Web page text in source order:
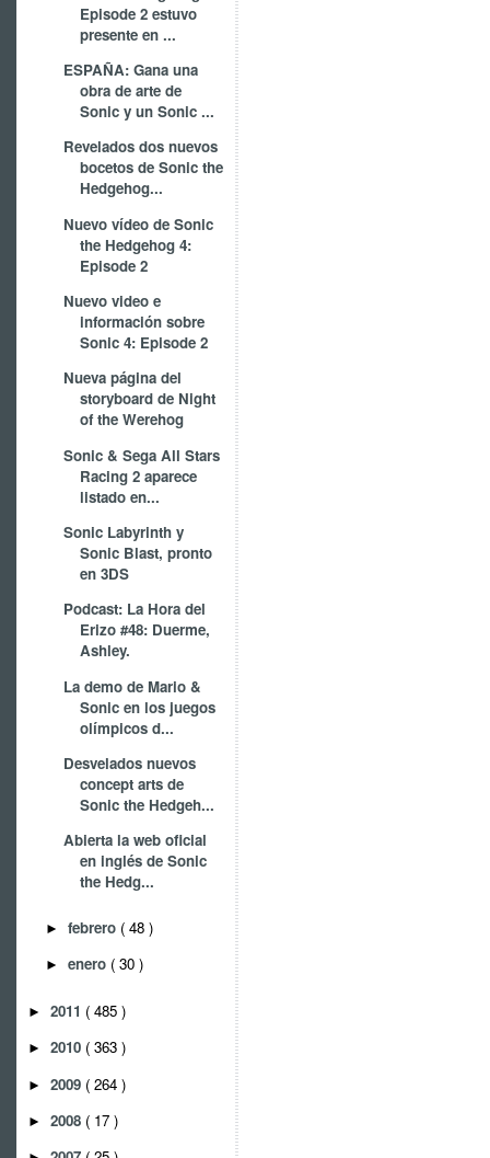
Episode 2 estuvo
presente en ...
ESPAÑA: Gana una
obra de arte de
Sonic y un Sonic ...
Revelados dos nuevos
bocetos de Sonic the
Hedgehog...
Nuevo vídeo de Sonic
the Hedgehog 4:
Episode 2
Nuevo video e
información sobre
Sonic 4: Episode 2
Nueva página del
storyboard de Night
of the Werehog
Sonic & Sega All Stars
Racing 2 aparece
listado en...
Sonic Labyrinth y
Sonic Blast, pronto
en 3DS
Podcast: La Hora del
Erizo #48: Duerme,
Ashley.
La demo de Mario &
Sonic en los juegos
olímpicos d...
Desvelados nuevos
concept arts de
Sonic the Hedgeh...
Abierta la web oficial
en inglés de Sonic
the Hedg...
► febrero ( 48 )
► enero ( 30 )
► 2011 ( 485 )
► 2010 ( 363 )
► 2009 ( 264 )
► 2008 ( 17 )